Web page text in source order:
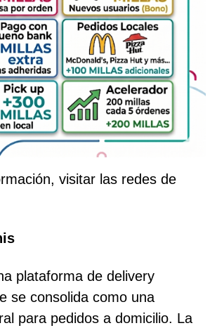
visitar las redes de
plataforma de delivery
se consolida como una
para pedidos a domicilio. La